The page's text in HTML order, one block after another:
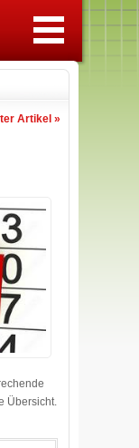
Artikel »
Übersicht.